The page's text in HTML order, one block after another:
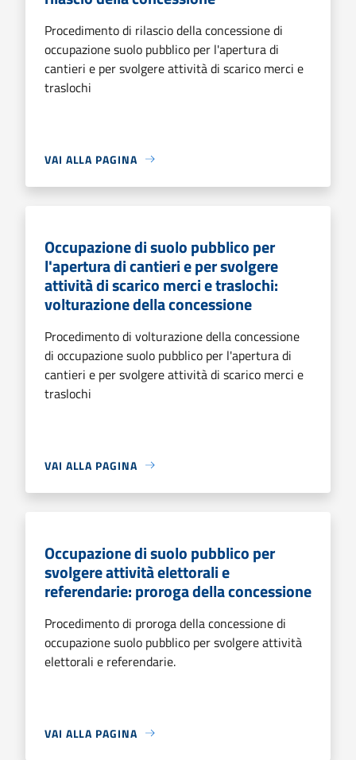
Procedimento di rilascio della concessione di
occupazione suolo pubblico per l'apertura di
cantieri e per svolgere attività di scarico merci e
traslochi
VAI ALLA PAGINA
Occupazione di suolo pubblico per
l'apertura di cantieri e per svolgere
attività di scarico merci e traslochi:
volturazione della concessione
Procedimento di volturazione della concessione
di occupazione suolo pubblico per l'apertura di
cantieri e per svolgere attività di scarico merci e
traslochi
VAI ALLA PAGINA
Occupazione di suolo pubblico per
svolgere attività elettorali e
referendarie: proroga della concessione
Procedimento di proroga della concessione di
occupazione suolo pubblico per svolgere attività
elettorali e referendarie.
VAI ALLA PAGINA